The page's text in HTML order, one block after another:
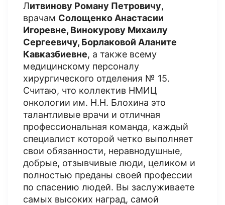
Литвинову Роману Петровичу,
врачам Солощенко Анастасии
Игоревне, Винокурову Михаилу
Сергеевичу, Борлаковой Аланите
Кавказбиевне, а также всему
медицинскому персоналу
хирургического отделения № 15.
Считаю, что коллектив НМИЦ
онкологии им. Н.Н. Блохина это
талантливые врачи и отличная
профессиональная команда, каждый
специалист которой четко выполняет
свои обязанности, неравнодушные,
добрые, отзывчивые люди, целиком и
полностью преданы своей профессии
по спасению людей. Вы заслуживаете
самых высоких наград, самой